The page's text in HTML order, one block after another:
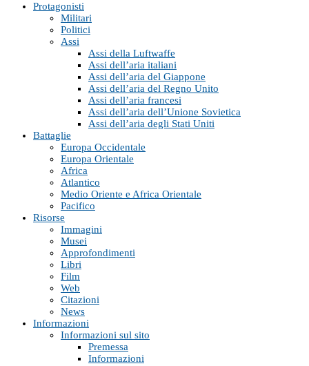
Protagonisti
Militari
Politici
Assi
Assi della Luftwaffe
Assi dell’aria italiani
Assi dell’aria del Giappone
Assi dell’aria del Regno Unito
Assi dell’aria francesi
Assi dell’aria dell’Unione Sovietica
Assi dell’aria degli Stati Uniti
Battaglie
Europa Occidentale
Europa Orientale
Africa
Atlantico
Medio Oriente e Africa Orientale
Pacifico
Risorse
Immagini
Musei
Approfondimenti
Libri
Film
Web
Citazioni
News
Informazioni
Informazioni sul sito
Premessa
Informazioni